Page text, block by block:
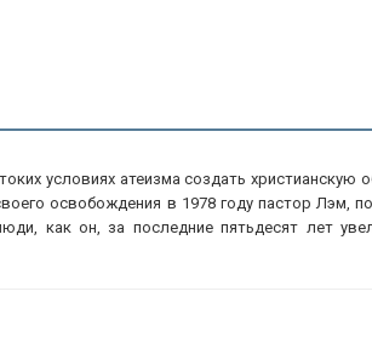
условиях атеизма создать христианскую
освобождения в 1978 году пастор Лэм,
как он, за последние пятьдесят лет